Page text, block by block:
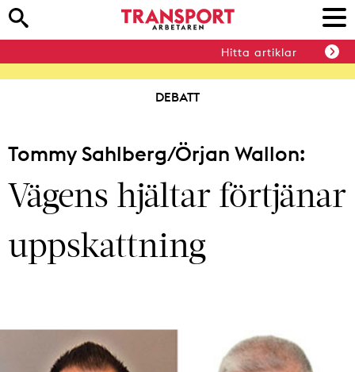
Hitta artiklar
DEBATT
Tommy Sahlberg/Örjan Wallon:
Vägens hjältar förtjänar
uppskattning